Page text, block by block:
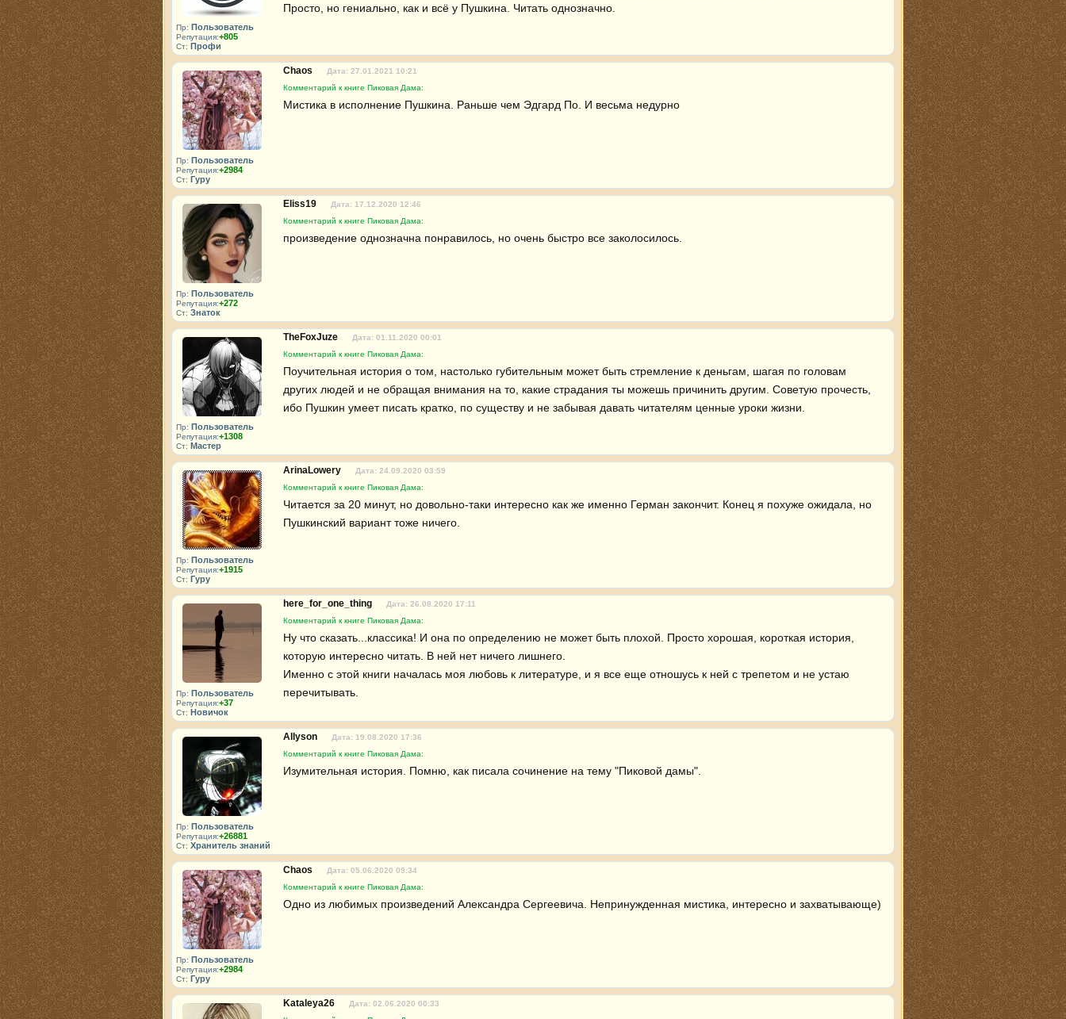
Пр: Пользователь
Репутация:+805
Ст: Профи
Просто, но гениально, как и всё у Пушкина. Читать однозначно.
Пр: Пользователь
Репутация:+2984
Ст: Гуру
Chaos
Дата: 27.01.2021 10:21
Комментарий к книге Пиковая Дама:
Мистика в исполнение Пушкина. Раньше чем Эдгард По. И весьма недурно
Пр: Пользователь
Репутация:+272
Ст: Знаток
Eliss19
Дата: 17.12.2020 12:46
Комментарий к книге Пиковая Дама:
произведение однозначна понравилось, но очень быстро все заколосилось.
Пр: Пользователь
Репутация:+1308
Ст: Мастер
TheFoxJuze
Дата: 01.11.2020 00:01
Комментарий к книге Пиковая Дама:
Поучительная история о том, настолько губительным может быть стремление к деньгам, шагая по головам
других людей и не обращая внимания на то, какие страдания ты можешь причинить другим. Советую прочесть,
ибо Пушкин умеет писать кратко, по существу и не забывая давать читателям ценные уроки жизни.
Пр: Пользователь
Репутация:+1915
Ст: Гуру
ArinaLowery
Дата: 24.09.2020 03:59
Комментарий к книге Пиковая Дама:
Читается за 20 минут, но довольно-таки интересно как же именно Герман закончит. Конец я похуже ожидала, но
Пушкинский вариант тоже ничего.
Пр: Пользователь
Репутация:+37
Ст: Новичок
here_for_one_thing
Дата: 26.08.2020 17:11
Комментарий к книге Пиковая Дама:
Ну что сказать...классика! И она по определению не может быть плохой. Просто хорошая, короткая история,
которую интересно читать. В ней нет ничего лишнего.
Именно с этой книги началась моя любовь к литературе, и я все еще отношусь к ней с трепетом и не устаю
перечитывать.
Пр: Пользователь
Репутация:+26881
Ст: Хранитель знаний
Allyson
Дата: 19.08.2020 17:36
Комментарий к книге Пиковая Дама:
Изумительная история. Помню, как писала сочинение на тему "Пиковой дамы".
Пр: Пользователь
Репутация:+2984
Ст: Гуру
Chaos
Дата: 05.06.2020 09:34
Комментарий к книге Пиковая Дама:
Одно из любимых произведений Александра Сергеевича. Непринужденная мистика, интересно и захватывающе)
Kataleya26
Дата: 02.06.2020 00:33